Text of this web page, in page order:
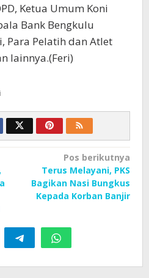
Ketua Umum Koni
Bank Bengkulu
Para Pelatih dan Atlet
lainnya.(Feri)
Pos berikutnya
Terus Melayani, PKS
Bagikan Nasi Bungkus
Kepada Korban Banjir